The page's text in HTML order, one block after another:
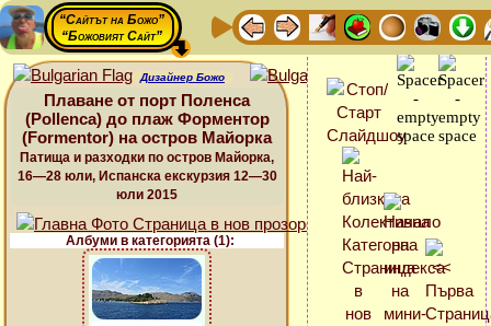
“Сайтът на Божо”
“Божовият Сайт”
Дизайнер Божо
Плаване от порт Поленса
(Pollenca) до плаж Форментор
(Formentor) на остров Майорка
Патища и разходки по остров Майорка,
16—28 юли, Испанска екскурзия 12—30
юли 2015
Албуми в категорията (1):